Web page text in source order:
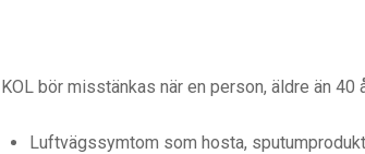
KOL bör misstänkas när en person, äldre än
Luftvägssymtom som hosta,